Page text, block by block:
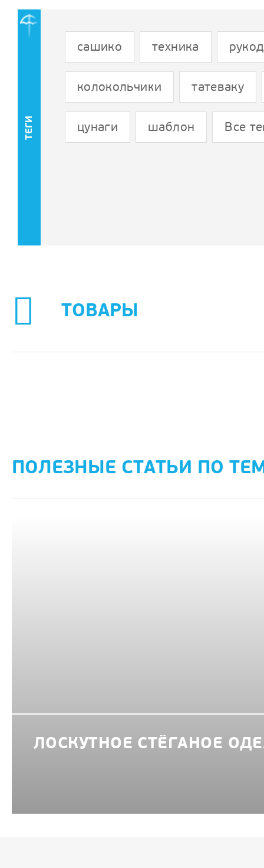
ТЕГИ
сашико техника
колокольчики татеваку
цунаги шаблон Все
ТОВАРЫ
ПОЛЕЗНЫЕ СТАТЬИ ПО
ЛОСКУТНОЕ СТЁГАНОЕ